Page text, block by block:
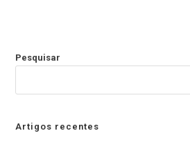
Pesquisar
Artigos recentes